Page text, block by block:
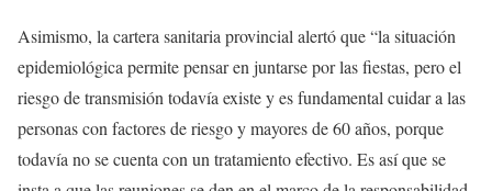
Asimismo, la cartera sanitaria provincial alertó que “la situación
epidemiológica permite pensar en juntarse por las fiestas, pero el
riesgo de transmisión todavía existe y es fundamental cuidar a las
personas con factores de riesgo y mayores de 60 años, porque
todavía no se cuenta con un tratamiento efectivo. Es así que se